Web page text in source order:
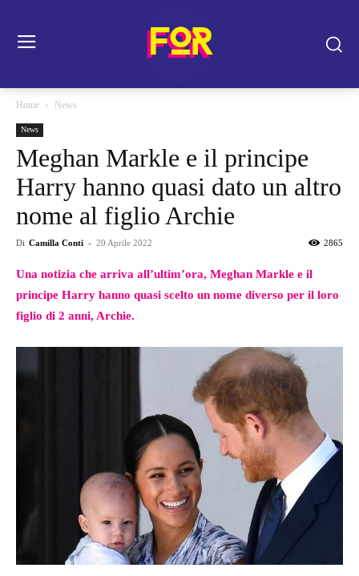
Home News
News
Meghan Markle e il principe
Harry hanno quasi dato un altro
nome al figlio Archie
Di Camilla Conti - 20 Aprile 2022 2865
Una notizia che arriva all’ultim’ora, Meghan Markle e il
principe Harry hanno quasi scelto un nome diverso per il loro
figlio di 2 anni, Archie.